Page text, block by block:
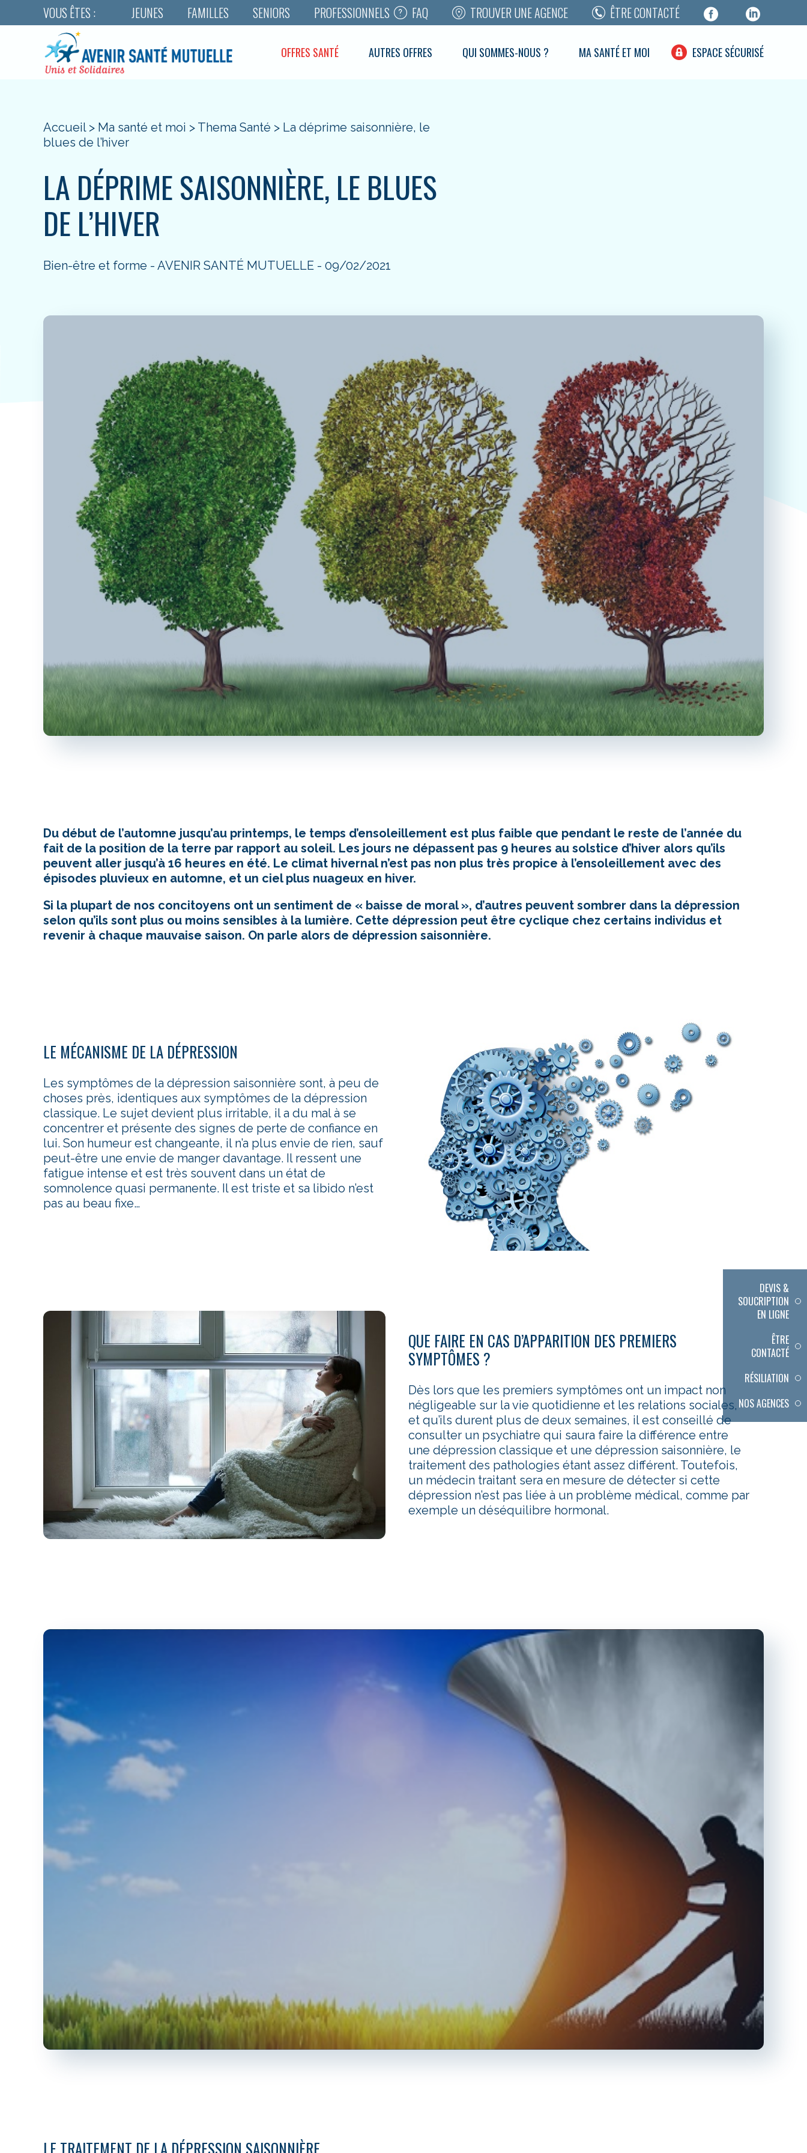
OFFRES SANTÉ AUTRES OFFRES QUI SOMMES-NOUS ? MA SANTÉ ET MOI ESPACE SÉCURISÉ
VOUS ÊTES : JEUNES FAMILLES SENIORS PROFESSIONNELS FAQ TROUVER UNE AGENCE ÊTRE CONTACTÉ
DEVIS &
SOUCRIPTION
EN LIGNE
ÊTRE
CONTACTÉ
RÉSILIATION
NOS AGENCES
Accueil> Ma santé et moi > Thema Santé > La déprime saisonnière, le
blues de l’hiver
LA DÉPRIME SAISONNIÈRE, LE BLUES
DE L’HIVER
Bien-être et forme - AVENIR SANTÉ MUTUELLE - 09/02/2021
Du début de l’automne jusqu’au printemps, le temps d’ensoleillement est plus faible que pendant le reste de l’année du
fait de la position de la terre par rapport au soleil. Les jours ne dépassent pas 9 heures au solstice d’hiver alors qu’ils
peuvent aller jusqu’à 16 heures en été. Le climat hivernal n’est pas non plus très propice à l’ensoleillement avec des
épisodes pluvieux en automne, et un ciel plus nuageux en hiver.
Si la plupart de nos concitoyens ont un sentiment de « baisse de moral », d’autres peuvent sombrer dans la dépression
selon qu’ils sont plus ou moins sensibles à la lumière. Cette dépression peut être cyclique chez certains individus et
revenir à chaque mauvaise saison. On parle alors de dépression saisonnière.
LE MÉCANISME DE LA DÉPRESSION
Les symptômes de la dépression saisonnière sont, à peu de
choses près, identiques aux symptômes de la dépression
classique. Le sujet devient plus irritable, il a du mal à se
concentrer et présente des signes de perte de confiance en
lui. Son humeur est changeante, il n’a plus envie de rien, sauf
peut-être une envie de manger davantage. Il ressent une
fatigue intense et est très souvent dans un état de
somnolence quasi permanente. Il est triste et sa libido n’est
pas au beau fixe…
QUE FAIRE EN CAS D’APPARITION DES PREMIERS
SYMPTÔMES ?
Dès lors que les premiers symptômes ont un impact non
négligeable sur la vie quotidienne et les relations sociales,
et qu’ils durent plus de deux semaines, il est conseillé de
consulter un psychiatre qui saura faire la différence entre
une dépression classique et une dépression saisonnière, le
traitement des pathologies étant assez différent. Toutefois,
un médecin traitant sera en mesure de détecter si cette
dépression n’est pas liée à un problème médical, comme par
exemple un déséquilibre hormonal.